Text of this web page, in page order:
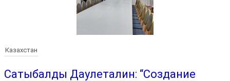
Казахстан
Сатыбалды Даулеталин: “Создание